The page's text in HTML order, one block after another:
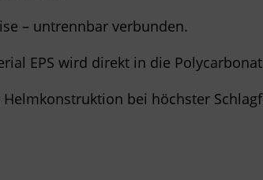
– untrennbar verbunden.
EPS wird direkt in die
bei höchster